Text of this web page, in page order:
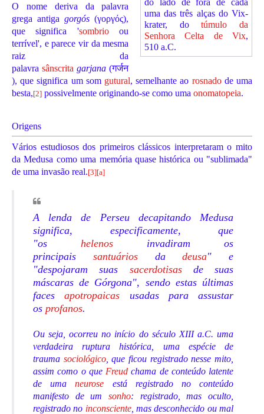
uma das três alças do Vix-
krater, dotúmulo da
Senhora Celta de Vix,
510 a.C.
O nome deriva da palavra
grega antigagorgós (γοργός),
que significa 'sombrioou
terrível', e parece vir da mesma
raiz da
palavrasânscrita garjana (गर्जन
), que significa um som gutural, semelhante ao rosnadode uma
besta,[2] possivelmente originando-se como uma onomatopeia.
Origens
Vários estudiosos dos primeiros clássicos interpretaram o mito
da Medusa como uma memória quase histórica ou "sublimada"
de uma invasão real.[3][a]
A lenda de Perseu decapitando Medusa
significa, especificamente, que
"os
helenos
invadiram os
principais
santuários da deusa" e
"despojaram suas
sacerdotisas
de suas
máscaras de Górgona", sendo estas últimas
faces
apotropaicas
usadas para assustar
os profanos.
Ou seja, ocorreu no início do século XIII a.C. uma
verdadeira ruptura histórica, uma espécie de
trauma sociológico, que ficou registrado nesse mito,
assim como o que Freud chama de conteúdo latente
de umaneurose está registrado no conteúdo
manifesto de um sonho: registrado, mas oculto,
registrado no inconsciente, mas desconhecido ou mal